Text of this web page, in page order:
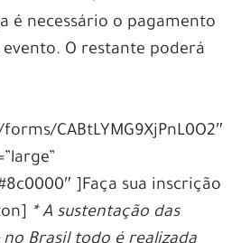
é necessário o pagamento
O restante poderá
CABtLYMG9XjPnL0O2″
]Faça sua inscrição
* A sustentação das